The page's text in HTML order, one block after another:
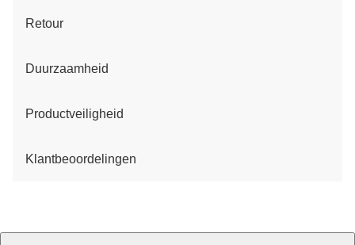
Retour
Duurzaamheid
Productveiligheid
Klantbeoordelingen